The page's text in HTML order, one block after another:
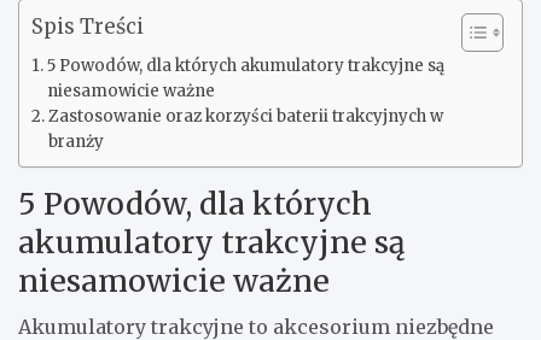
Spis Treści
5 Powodów, dla których akumulatory trakcyjne są
niesamowicie ważne
Zastosowanie oraz korzyści baterii trakcyjnych w
branży
5 Powodów, dla których
akumulatory trakcyjne są
niesamowicie ważne
Akumulatory trakcyjne to akcesorium niezbędne